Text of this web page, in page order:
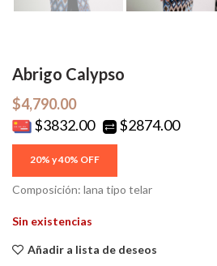
Abrigo Calypso
$4,790.00
$3832.00
$2874.00
Composición: lana tipo telar
Sin existencias
Añadir a lista de deseos